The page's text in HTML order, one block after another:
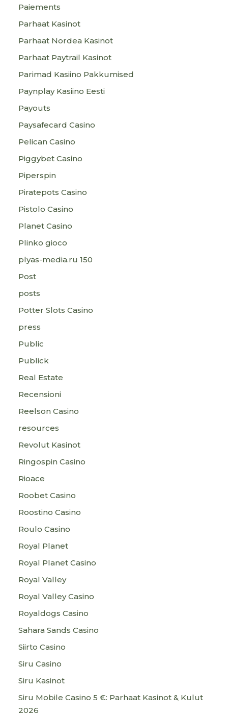
Paiements
Parhaat Kasinot
Parhaat Nordea Kasinot
Parhaat Paytrail Kasinot
Parimad Kasiino Pakkumised
Paynplay Kasiino Eesti
Payouts
Paysafecard Casino
Pelican Casino
Piggybet Casino
Piperspin
Piratepots Casino
Pistolo Casino
Planet Casino
Plinko gioco
plyas-media.ru 150
Post
posts
Potter Slots Casino
press
Public
Publick
Real Estate
Recensioni
Reelson Casino
resources
Revolut Kasinot
Ringospin Casino
Rioace
Roobet Casino
Roostino Casino
Roulo Casino
Royal Planet
Royal Planet Casino
Royal Valley
Royal Valley Casino
Royaldogs Casino
Sahara Sands Casino
Siirto Casino
Siru Casino
Siru Kasinot
Siru Mobile Casino 5 €: Parhaat Kasinot & Kulut
2026